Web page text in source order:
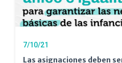
7/10/21
Las asignaciones deben